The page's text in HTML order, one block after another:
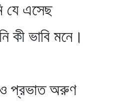
যে এসেছ
ভাবি মনে।
প্রভাত অরুণ